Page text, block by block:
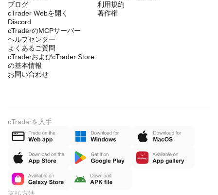
ブログ
cTrader Webを開く
Discord
cTraderのMCPサーバー
ヘルプセンター
よくあるご質問
cTraderおよびcTrader Store
の基本情報
お問い合わせ
利用規約
著作権
cTraderを入手